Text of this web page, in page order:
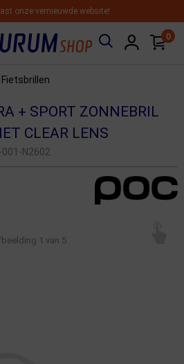
onze vernieuwde website!
0
Fietsbrillen
+ SPORT ZONNEBRIL
CLEAR LENS
N2602
1 van 5